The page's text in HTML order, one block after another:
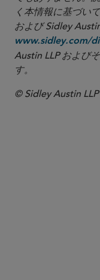
く本情報に基づい
および Sidley Austin
www.sidley.com/
Austin LLP および
す。
© Sidley Austin LLP